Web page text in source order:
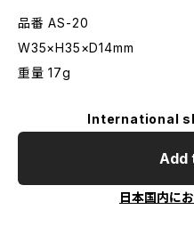
品番 AS-20
W35×H35×D14mm
重量 17g
International
Add
日本国内に